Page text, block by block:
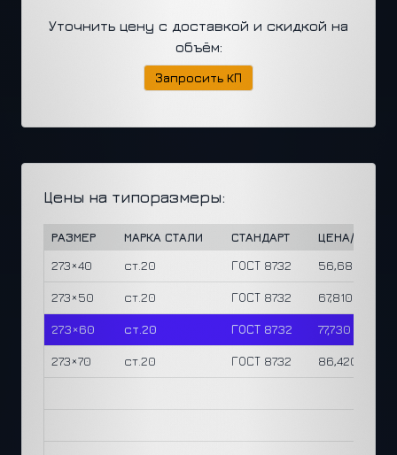
Уточнить цену с доставкой и скидкой на
объём:
Запросить КП
Цены на типоразмеры:
РАЗМЕР МАРКА СТАЛИ СТАНДАРТ ЦЕНА/М
273×40
ст.20 ГОСТ 8732 56,680 ₽
273×50 ст.20 ГОСТ 8732 67,810 ₽
273×60 ст.20 ГОСТ 8732 77,730 ₽
273×70 ст.20 ГОСТ 8732 86,420 ₽